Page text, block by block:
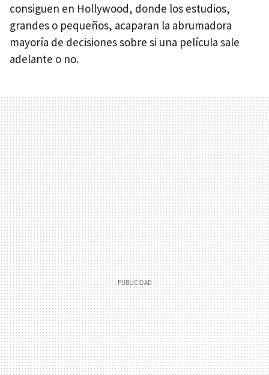
consiguen en Hollywood, donde los estudios,
grandes o pequeños, acaparan la abrumadora
mayoría de decisiones sobre si una película sale
adelante o no.